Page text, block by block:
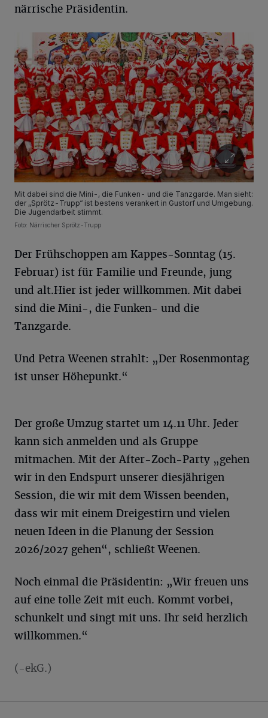
närrische Präsidentin.
Mit dabei sind die Mini-, die Funken- und die Tanzgarde. Man sieht:
der „Sprötz-Trupp“ ist bestens verankert in Gustorf und Umgebung.
Die Jugendarbeit stimmt.
Foto: Närrischer Sprötz-Trupp
Der Frühschoppen am Kappes-Sonntag (15.
Februar) ist für Familie und Freunde, jung
und alt.Hier ist jeder willkommen. Mit dabei
sind die Mini-, die Funken- und die
Tanzgarde.
Und Petra Weenen strahlt: „Der Rosenmontag
ist unser Höhepunkt.“
Der große Umzug startet um 14.11 Uhr. Jeder
kann sich anmelden und als Gruppe
mitmachen. Mit der After-Zoch-Party „gehen
wir in den Endspurt unserer diesjährigen
Session, die wir mit dem Wissen beenden,
dass wir mit einem Dreigestirn und vielen
neuen Ideen in die Planung der Session
2026/2027 gehen“, schließt Weenen.
Noch einmal die Präsidentin: „Wir freuen uns
auf eine tolle Zeit mit euch. Kommt vorbei,
schunkelt und singt mit uns. Ihr seid herzlich
willkommen.“
(-ekG.)